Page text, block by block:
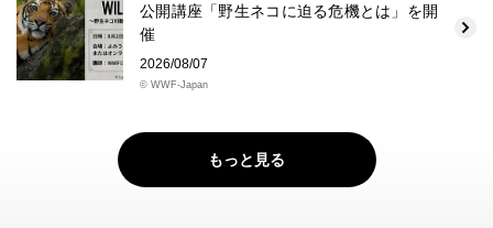
公開講座「野生ネコに迫る危機とは」を開
催
2026/08/07
© WWF-Japan
もっと見る